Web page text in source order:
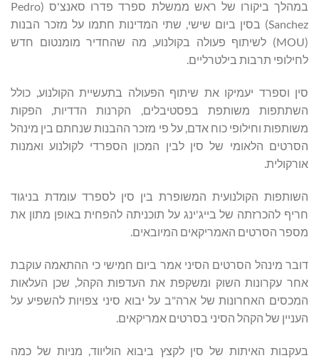
במהלך ביקורו של ראש ממשלת ספרד פדרו סאנצ'ס (Pedro
Sanchez) בסין ביום שישי, שתי המדינות חתמו על מזכר הבנות
(MOU) לשיתוף פעולה בקולנוע, מה שהחדיר מומנטום חדש
לחילופי תרבות בילטרליים.
סין וספרד יעמיקו את שיתוף הפעולה בתעשיית הקולנוע, כולל
השתתפות משותפת בפסטיבלים, הקרנות הדדיות, הפקות
משותפות וחילופי כוח אדם, על פי מזכר ההבנות שנחתם בין מינהל
הסרטים הלאומי של סין לבין המכון הספרדי לקולנוע ואמנות
אורקולית.
השותפות הקולנועית המשופרת בין סין לספרד עומדת בניגוד
חריף להכרזתה של בייג'ינג על תוכניתה להפחית באופן מתון את
מספר הסרטים האמריקאים המיובאים.
דובר מינהל הסרטים הסיני אמר ביום חמישי כי ההתאמה עוקבת
אחר עקרונות השוק ומשקפת את העדפות הקהל, שכן העלאות
המכסים האחרונות של ארה"ב על יבוא סיני צפויות להשפיע על
העניין של הקהל הסיני בסרטים אמריקאים.
בעקבות האיתות של סין לקצץ ביבוא הוליווד, מניות של כמה